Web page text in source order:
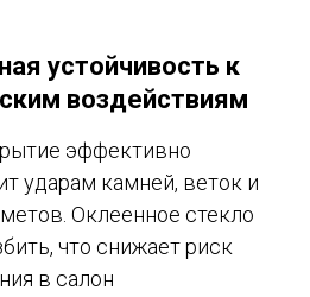
устойчивость к
воздействиям
эффективно
ударам камней, веток и
Оклеенное стекло
что снижает риск
в салон